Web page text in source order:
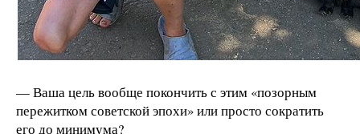
— Ваша цель вообще покончить с этим «позорным
пережитком советской эпохи» или просто сократить
его до минимума?